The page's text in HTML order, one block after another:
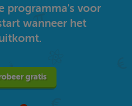
programma's voor
wanneer het
gratis